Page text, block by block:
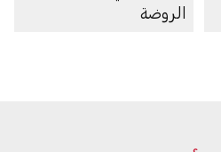
الروضة